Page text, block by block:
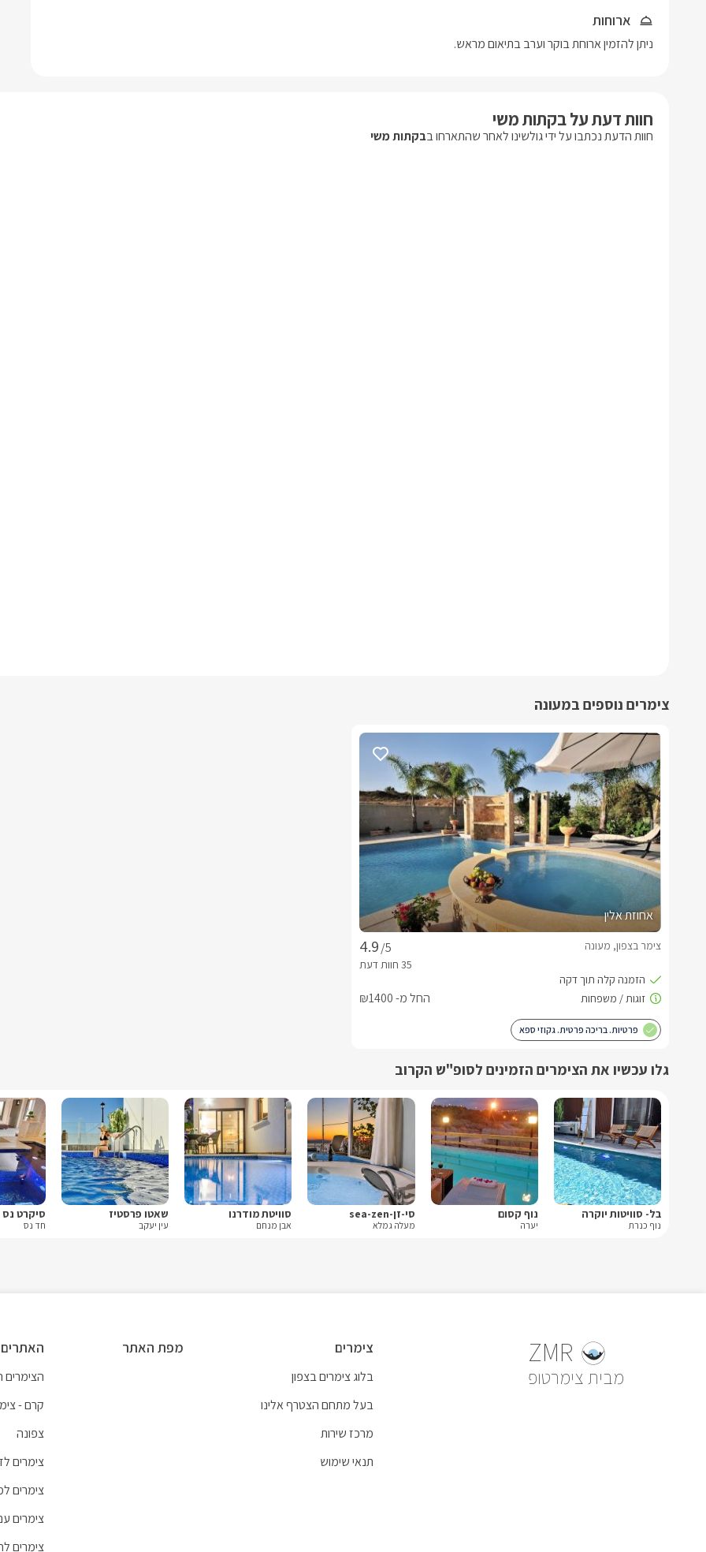
ארוחות
ניתן להזמין ארוחת בוקר וערב בתיאום מראש.
חוות דעת על בקתות משי
חוות הדעת נכתבו על ידי גולשינו לאחר שהתארחו בבקתות משי
צימרים נוספים במעונה
אחוזת אלין
/5
צימר בצפון, מעונה
החל מ- ₪1400
פרטיות. בריכה פרטית. גקוזי ספא
גלו עכשיו את הצימרים הזמינים לסופ"ש הקרוב
בל- סוויטות יוקרה
נוף כנרת
נוף קסום
יערה
סי-זן-sea-zen
מעלה גמלא
סוויטת מודרנו
אבן מנחם
שאטו פרסטיז
עין יעקב
סיקרט נס
חד נס
ZMR
צימרטופ
צימרים
בלוג צימרים בצפון
בעל מתחם הצטרף אלינו
מרכז שירות
תנאי שימוש
מפת האתר
הצימרים
קרם -
צפונה
צימרים
צימרים
צימרים
צימרים